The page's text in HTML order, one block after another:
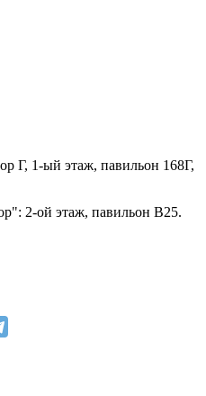
Г, 1-ый этаж, павильон 168Г,
2-ой этаж, павильон В25.